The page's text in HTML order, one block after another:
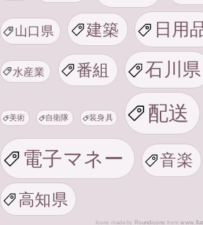
山口県 建築 日用
水産業 番組 石川県
美術 自衛隊 装身具 配送
電子マネー 音楽
高知県
Icons made by Roundicons from